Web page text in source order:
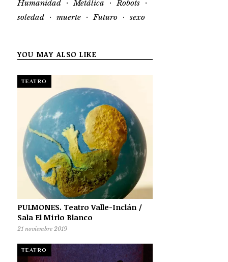
Humanidad · Metálica · Robots ·
soledad · muerte · Futuro · sexo
YOU MAY ALSO LIKE
TEATRO
PULMONES. Teatro Valle-Inclán /
Sala El Mirlo Blanco
21 noviembre 2019
TEATRO